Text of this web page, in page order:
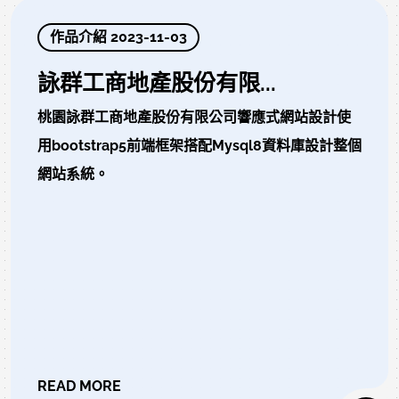
作品介紹 2023-11-03
詠群工商地產股份有限...
桃園詠群工商地產股份有限公司響應式網站設計使
用bootstrap5前端框架搭配Mysql8資料庫設計整個
網站系統。
READ MORE